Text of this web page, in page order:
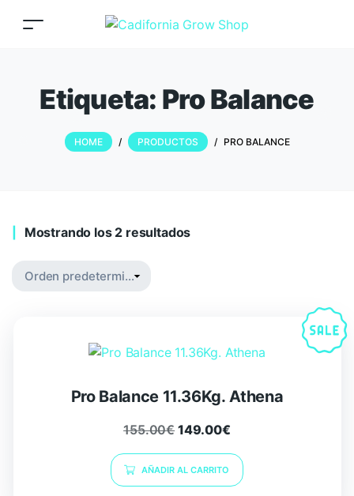
Etiqueta: Pro Balance
HOME / PRODUCTOS / PRO BALANCE
Mostrando los 2 resultados
Pro Balance 11.36Kg. Athena
155.00€ 149.00€
AÑADIR AL CARRITO